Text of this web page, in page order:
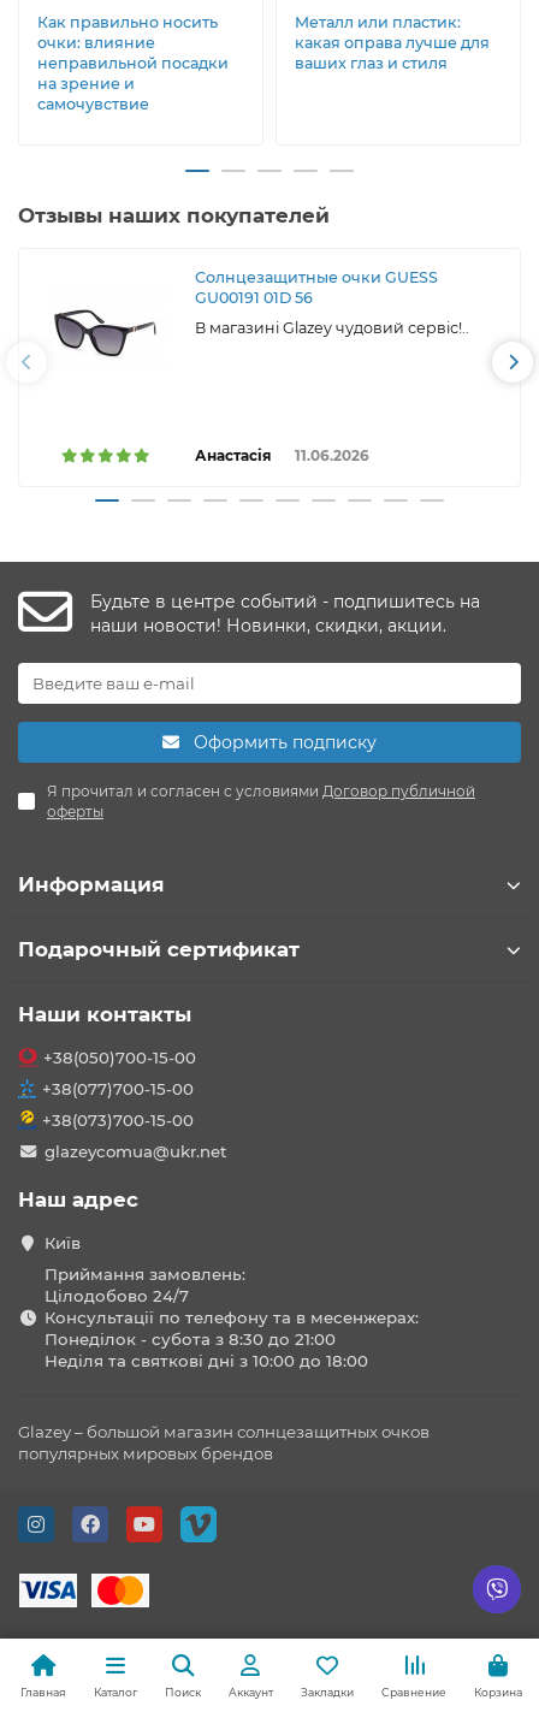
Как правильно носить
очки: влияние
неправильной посадки
на зрение и
самочувствие
Металл или пластик:
какая оправа лучше для
ваших глаз и стиля
Отзывы наших покупателей
Солнцезащитные очки GUESS
GU00191 01D 56
В магазині Glazey чудовий сервіс!..
Анастасія 11.06.2026
Будьте в центре событий - подпишитесь на
наши новости! Новинки, скидки, акции.
Оформить подписку
Я прочитал и согласен с условиями Договор публичной
оферты
Информация
Подарочный сертификат
Наши контакты
+38(050)700-15-00
+38(077)700-15-00
+38(073)700-15-00
glazeycomua@ukr.net
Наш адрес
Київ
Приймання замовлень:
Цілодобово 24/7
Консультації по телефону та в месенжерах:
Понеділок - субота з 8:30 до 21:00
Неділя та святкові дні з 10:00 до 18:00
Glazey – большой магазин солнцезащитных очков
популярных мировых брендов
Главная Каталог Поиск Аккаунт Закладки Сравнение Корзина